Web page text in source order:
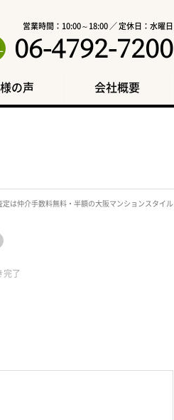
営業時間：10:00～18:00 ／ 定休日：水曜日
06-4792-7200
の声 会社概要
は仲介手数料無料・半額の大阪マンションスタイル
完了